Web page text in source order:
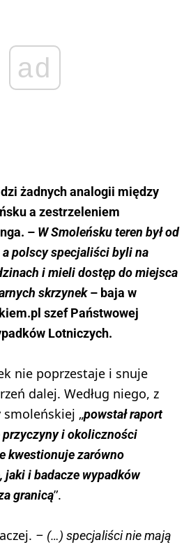
ad
żadnych analogii między
a zestrzeleniem
– W Smoleńsku teren był od
a polscy specjaliści byli na
i mieli dostęp do miejsca
skrzynek– baja w
szef Państwowej
Lotniczych.
nie poprzestaje i snuje
dalej. Według niego, z
„powstał raport
i okoliczności
kwestionuje zarówno
i badacze wypadków
granicą”.
– (…) specjaliści nie mają